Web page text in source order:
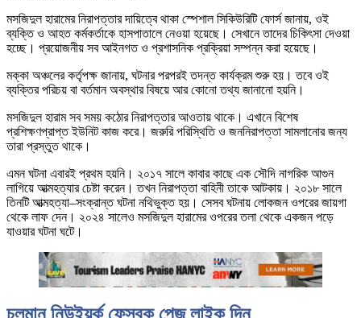
মসজিদুল হারামের নিরাপত্তার দায়িত্বে থাকা স্পেশাল সিকিউরিটি ফোর্স জানায়, ওই
ব্যক্তি ও আহত কর্মকর্তাকে হাসপাতালে নেওয়া হয়েছে। সেখানে তাদের চিকিৎসা দেওয়া
হচ্ছে। প্রয়োজনীয় সব আইনগত ও প্রশাসনিক প্রক্রিয়া সম্পন্ন করা হয়েছে।
মক্কা অঞ্চলের কর্তৃপক্ষ জানায়, ঘটনার পরপরই তদন্ত কার্যক্রম শুরু হয়। তবে ওই
ব্যক্তির পরিচয় বা বর্তমান অবস্থার বিষয়ে আর কোনো তথ্য জানানো হয়নি।
মসজিদুল হারাম সব সময় কঠোর নিরাপত্তার আওতায় থাকে। এখানে বিশেষ
প্রশিক্ষণপ্রাপ্ত ইউনিট কাজ করে। জরুরি পরিস্থিতি ও জননিরাপত্তা সামলানোর জন্য
তারা প্রস্তুত থাকে।
এমন ঘটনা এবারই প্রথম হয়নি। ২০১৭ সালে কাবার কাছে এক সৌদি নাগরিক আগুন
লাগিয়ে আত্মহত্যার চেষ্টা করেন। তখন নিরাপত্তা বাহিনী তাকে আটকায়। ২০১৮ সালে
তিনটি আত্মহত্যা–সংক্রান্ত ঘটনা নথিভুক্ত হয়। সেসব ঘটনায় লোকজন ওপরের জায়গা
থেকে লাফ দেন। ২০২৪ সালেও মসজিদুল হারামের ওপরের তলা থেকে একজন পড়ে
যাওয়ার ঘটনা ঘটে।